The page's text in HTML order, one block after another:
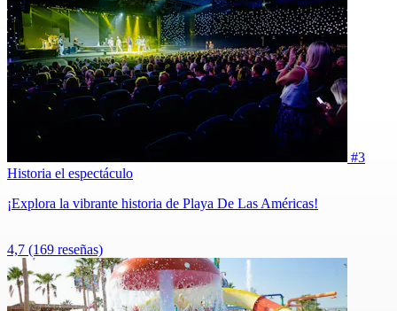
#3
Historia el espectáculo
¡Explora la vibrante historia de Playa De Las Américas!
4,7 (169 reseñas)